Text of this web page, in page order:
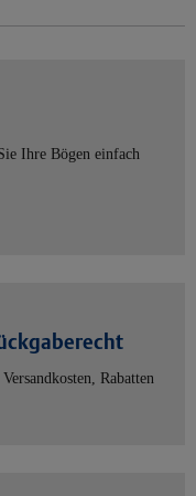
Ihre Bögen einfach
Rabatten